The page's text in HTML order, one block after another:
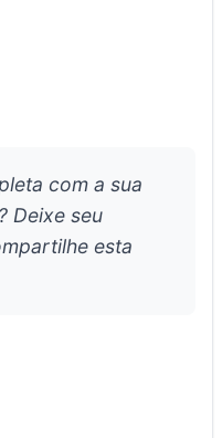
com a sua
Deixe seu
esta